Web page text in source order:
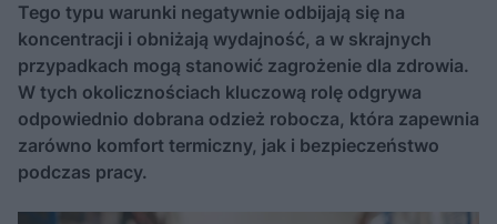
Tego typu warunki negatywnie odbijają się na
koncentracji i obniżają wydajność, a w skrajnych
przypadkach mogą stanowić zagrożenie dla zdrowia.
W tych okolicznościach kluczową rolę odgrywa
odpowiednio dobrana odzież robocza, która zapewnia
zarówno komfort termiczny, jak i bezpieczeństwo
podczas pracy.